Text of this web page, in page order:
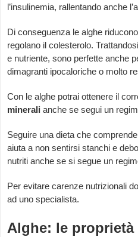
l’insulinemia, rallentando anche
Di conseguenza le alghe
regolano il colesterolo.
e nutriente, sono perfette anche
dimagranti ipocaloriche o molto
Con le alghe potrai ottenere il
minerali anche se segui un
Seguire una dieta che
aiuta a non sentirsi stanchi e
nutriti anche se si segue un
Per evitare carenze nutrizionali
ad uno specialista.
Alghe: le proprietà